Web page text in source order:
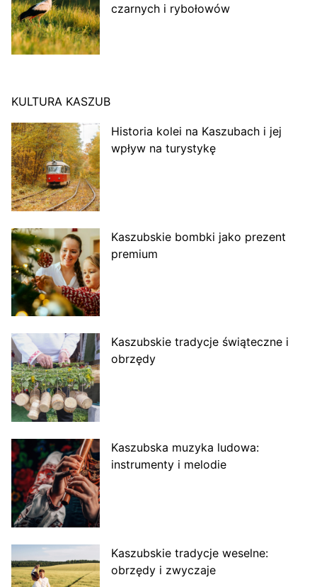
czarnych i rybołowów
KULTURA KASZUB
Historia kolei na Kaszubach i jej
wpływ na turystykę
Kaszubskie bombki jako prezent
premium
Kaszubskie tradycje świąteczne i
obrzędy
Kaszubska muzyka ludowa:
instrumenty i melodie
Kaszubskie tradycje weselne:
obrzędy i zwyczaje